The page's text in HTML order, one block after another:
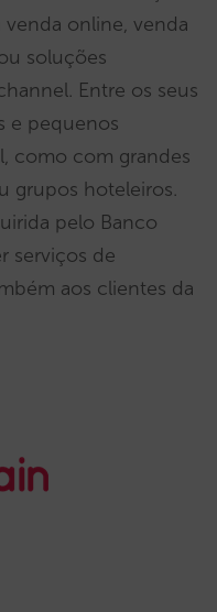
online, venda
soluções
Entre os seus
e pequenos
como com grandes
grupos hoteleiros.
pelo Banco
serviços de
aos clientes da